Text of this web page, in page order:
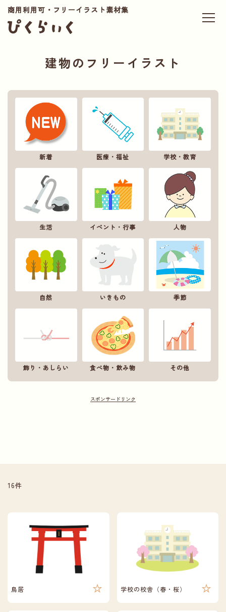
商用利用可・フリーイラスト素材集
建物のフリーイラスト
新着 医療・福祉 学校・教育
生活 イベント・行事 人物
自然 いきもの 季節
飾り・あしらい 食べ物・飲み物 その他
16件
鳥居 学校の校舎（春・桜）